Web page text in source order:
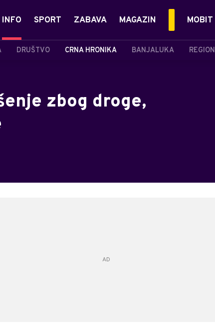
INFO
DRUŠTVO CRNA HRONIKA BANJALUKA REGION
SPORT ZABAVA MAGAZIN MOBIT
zbog droge,